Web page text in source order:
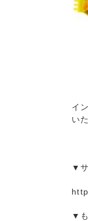
イ
い
▼
▼